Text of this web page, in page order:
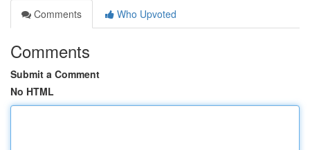
Comments
Who Upvoted
Comments
Submit a Comment
No HTML